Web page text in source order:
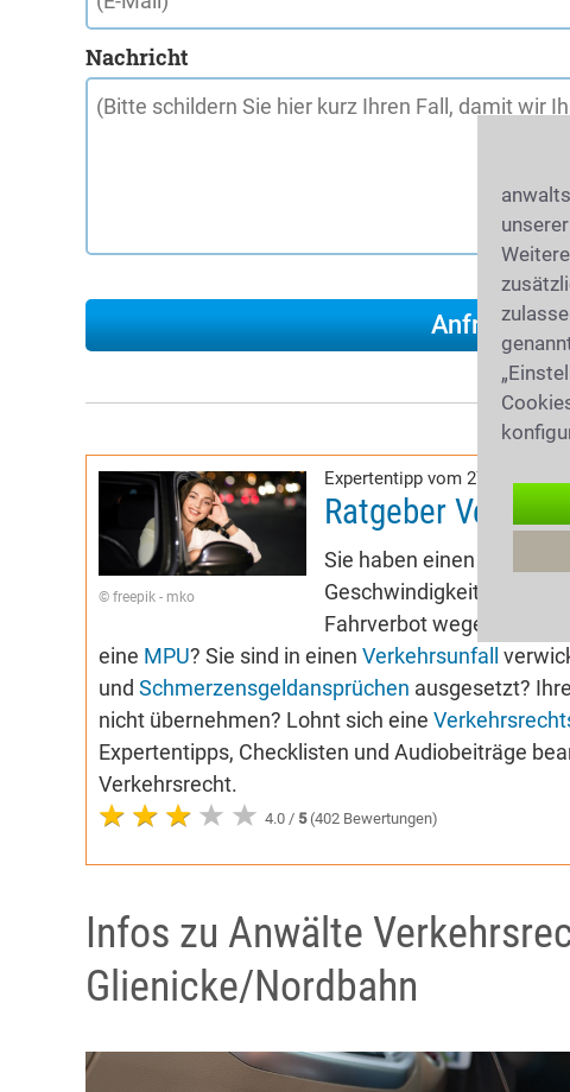
Nachricht
© freepik - mko
Expertentipp vom 27.04.2019
Ratgeber
Sie haben einen
Fahrverbot wegen
eine MPU? Sie sind in einen Verkehrsunfall
und Schmerzensgeldansprüchen ausgesetzt?
nicht übernehmen? Lohnt sich eine
Expertentipps, Checklisten und Audiobeiträge
Verkehrsrecht.
4.0 / 5(402 Bewertungen)
Infos zu Anwälte
Glienicke/Nordbahn